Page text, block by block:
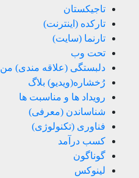
تاجیکستان
تارکده (اینترنت)
تارنما (سایت)
تحت وب
دلبستگی (علاقه مندی) من
رُخشاره(ویدیو) بلاگ
رویداد ها و مناسبت ها
شناساندن (معرفی)
فناوری (تکنولوژی)
کسب درآمد
گوناگون
لینوکس